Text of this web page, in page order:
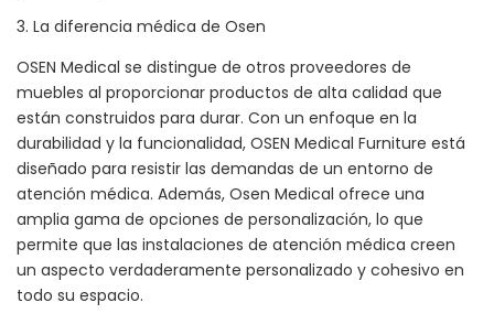
3. La diferencia médica de Osen
OSEN Medical se distingue de otros proveedores de
muebles al proporcionar productos de alta calidad que
están construidos para durar. Con un enfoque en la
durabilidad y la funcionalidad, OSEN Medical Furniture está
diseñado para resistir las demandas de un entorno de
atención médica. Además, Osen Medical ofrece una
amplia gama de opciones de personalización, lo que
permite que las instalaciones de atención médica creen
un aspecto verdaderamente personalizado y cohesivo en
todo su espacio.